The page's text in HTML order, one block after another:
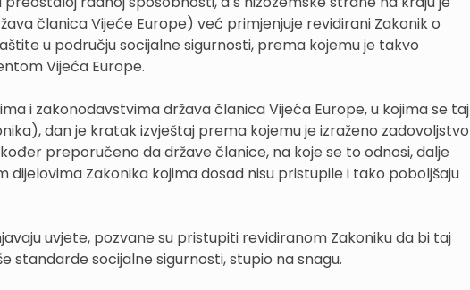
članica Vijeće Europe) već primjenjuje revidirani Zakonik o
u području socijalne sigurnosti, prema kojemu je takvo
Vijeća Europe.
i zakonodavstvima država članica Vijeća Europe, u kojima se taj
dan je kratak izvještaj prema kojemu je izraženo zadovoljstvo
preporučeno da države članice, na koje se to odnosi, dalje
dijelovima Zakonika kojima dosad nisu pristupile i tako poboljšaju
uvjete, pozvane su pristupiti revidiranom Zakoniku da bi taj
standarde socijalne sigurnosti, stupio na snagu.